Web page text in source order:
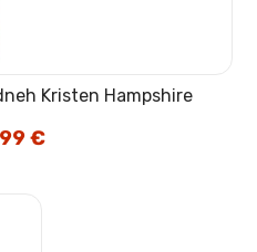
Kristen Hampshire
€